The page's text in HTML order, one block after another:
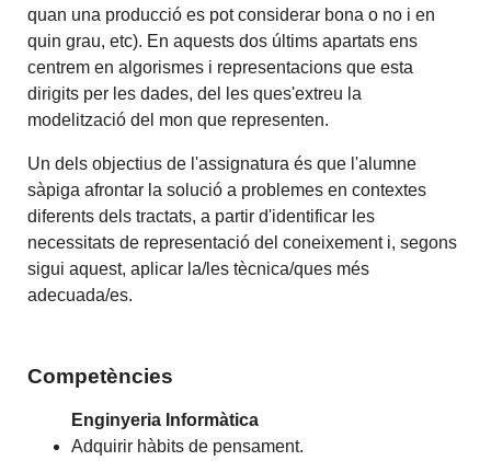
quan una producció es pot considerar bona o no i en
quin grau, etc). En aquests dos últims apartats ens
centrem en algorismes i representacions que esta
dirigits per les dades, del les ques'extreu la
modelització del mon que representen.
Un dels objectius de l'assignatura és que l'alumne
sàpiga afrontar la solució a problemes en contextes
diferents dels tractats, a partir d'identificar les
necessitats de representació del coneixement i, segons
sigui aquest, aplicar la/les tècnica/ques més
adecuada/es.
Competències
Enginyeria Informàtica
Adquirir hàbits de pensament.